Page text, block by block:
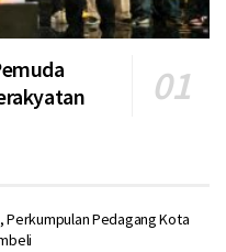
Perkumpulan Pedagang Kota